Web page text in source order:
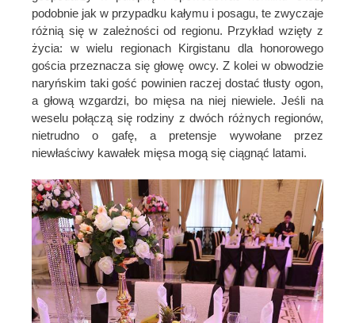
podobnie jak w przypadku kałymu i posagu, te zwyczaje
różnią się w zależności od regionu. Przykład wzięty z
życia: w wielu regionach Kirgistanu dla honorowego
gościa przeznacza się głowę owcy. Z kolei w obwodzie
naryńskim taki gość powinien raczej dostać tłusty ogon,
a głową wzgardzi, bo mięsa na niej niewiele. Jeśli na
weselu połączą się rodziny z dwóch różnych regionów,
nietrudno o gafę, a pretensje wywołane przez
niewłaściwy kawałek mięsa mogą się ciągnąć latami.